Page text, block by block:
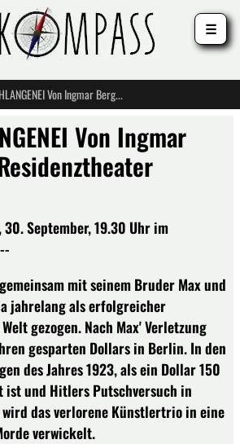
DAS SCHLANGENEI Von Ingmar Bergman - Residenztheater München
Von Ingmar
September, 19.30 Uhr im
mit seinem Bruder Max und
jahrelang als erfolgreicher
gezogen. Nach Max' Verletzung
gesparten Dollars in Berlin. In den
des Jahres 1923, als ein Dollar 150
ist und Hitlers Putschversuch in
das verlorene Künstlertrio in eine
verwickelt.
☰